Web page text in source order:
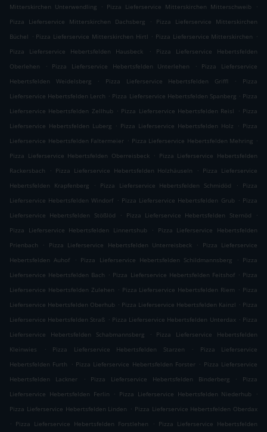
Mitterskirchen Unterwendling
. Pizza Lieferservice Mitterskirchen Mitterschweib
.
Pizza Lieferservice Mitterskirchen Dachsberg
.
Pizza Lieferservice Mitterskirchen
Büchel . Pizza Lieferservice Mitterskirchen Hirtl . Pizza Lieferservice Mitterskirchen .
Pizza Lieferservice Hebertsfelden Hausbeck
.
Pizza Lieferservice Hebertsfelden
Oberlehen
. Pizza Lieferservice Hebertsfelden Unterlehen .
Pizza Lieferservice
Hebertsfelden Weidelsberg
. Pizza Lieferservice Hebertsfelden Griffl .
Pizza
Lieferservice Hebertsfelden Lerch . Pizza Lieferservice Hebertsfelden Spanberg . Pizza
Lieferservice Hebertsfelden Zellhub . Pizza Lieferservice Hebertsfelden Reisl . Pizza
Lieferservice Hebertsfelden Luberg . Pizza Lieferservice Hebertsfelden Holz . Pizza
Lieferservice Hebertsfelden Faltermeier . Pizza Lieferservice Hebertsfelden Mehring .
Pizza Lieferservice Hebertsfelden Oberreisbeck . Pizza Lieferservice Hebertsfelden
Rackersbach
. Pizza Lieferservice Hebertsfelden Holzhäuseln . Pizza Lieferservice
Hebertsfelden Krapfenberg
. Pizza Lieferservice Hebertsfelden Schmidöd .
Pizza
Lieferservice Hebertsfelden Windorf . Pizza Lieferservice Hebertsfelden Grub . Pizza
Lieferservice Hebertsfelden Stößlöd
. Pizza Lieferservice Hebertsfelden Sternöd
.
Pizza Lieferservice Hebertsfelden Linnertshub
.
Pizza Lieferservice Hebertsfelden
Prienbach
. Pizza Lieferservice Hebertsfelden Unterreisbeck .
Pizza Lieferservice
Hebertsfelden Auhof
. Pizza Lieferservice Hebertsfelden Schildmannsberg . Pizza
Lieferservice Hebertsfelden Bach . Pizza Lieferservice Hebertsfelden Feitshof . Pizza
Lieferservice Hebertsfelden Zulehen . Pizza Lieferservice Hebertsfelden Riem . Pizza
Lieferservice Hebertsfelden Oberhub . Pizza Lieferservice Hebertsfelden Kainzl . Pizza
Lieferservice Hebertsfelden Straß . Pizza Lieferservice Hebertsfelden Unterdax . Pizza
Lieferservice Hebertsfelden Schabmannsberg
.
Pizza Lieferservice Hebertsfelden
Kleinwies
. Pizza Lieferservice Hebertsfelden Starzen .
Pizza Lieferservice
Hebertsfelden Furth
. Pizza Lieferservice Hebertsfelden Forster . Pizza Lieferservice
Hebertsfelden Lackner
. Pizza Lieferservice Hebertsfelden Binderberg .
Pizza
Lieferservice Hebertsfelden Ferlin
. Pizza Lieferservice Hebertsfelden Niederhub
.
Pizza Lieferservice Hebertsfelden Linden . Pizza Lieferservice Hebertsfelden Oberdax
. Pizza Lieferservice Hebertsfelden Forstlehen . Pizza Lieferservice Hebertsfelden